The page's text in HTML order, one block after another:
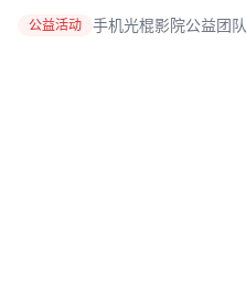
公益活动 手机光棍影院公益团队